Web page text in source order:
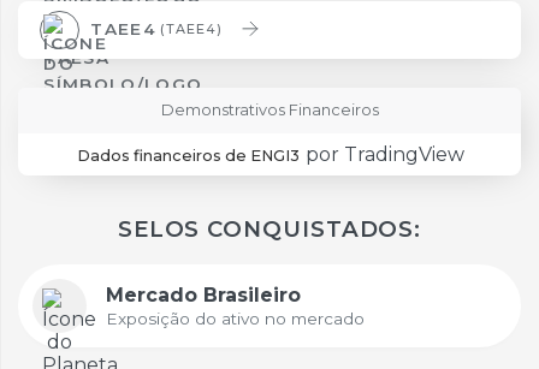
TAEE4 (TAEE4)
Demonstrativos Financeiros
Dados financeiros de ENGI3 por TradingView
SELOS CONQUISTADOS:
Mercado Brasileiro
Exposição do ativo no mercado